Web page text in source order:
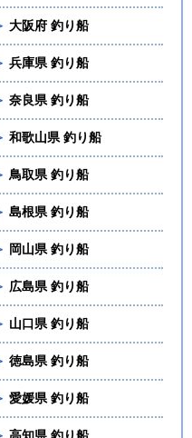
大阪府 釣り船
兵庫県 釣り船
奈良県 釣り船
和歌山県 釣り船
鳥取県 釣り船
島根県 釣り船
岡山県 釣り船
広島県 釣り船
山口県 釣り船
徳島県 釣り船
愛媛県 釣り船